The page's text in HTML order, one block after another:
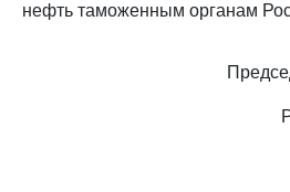
нефть таможенным органам